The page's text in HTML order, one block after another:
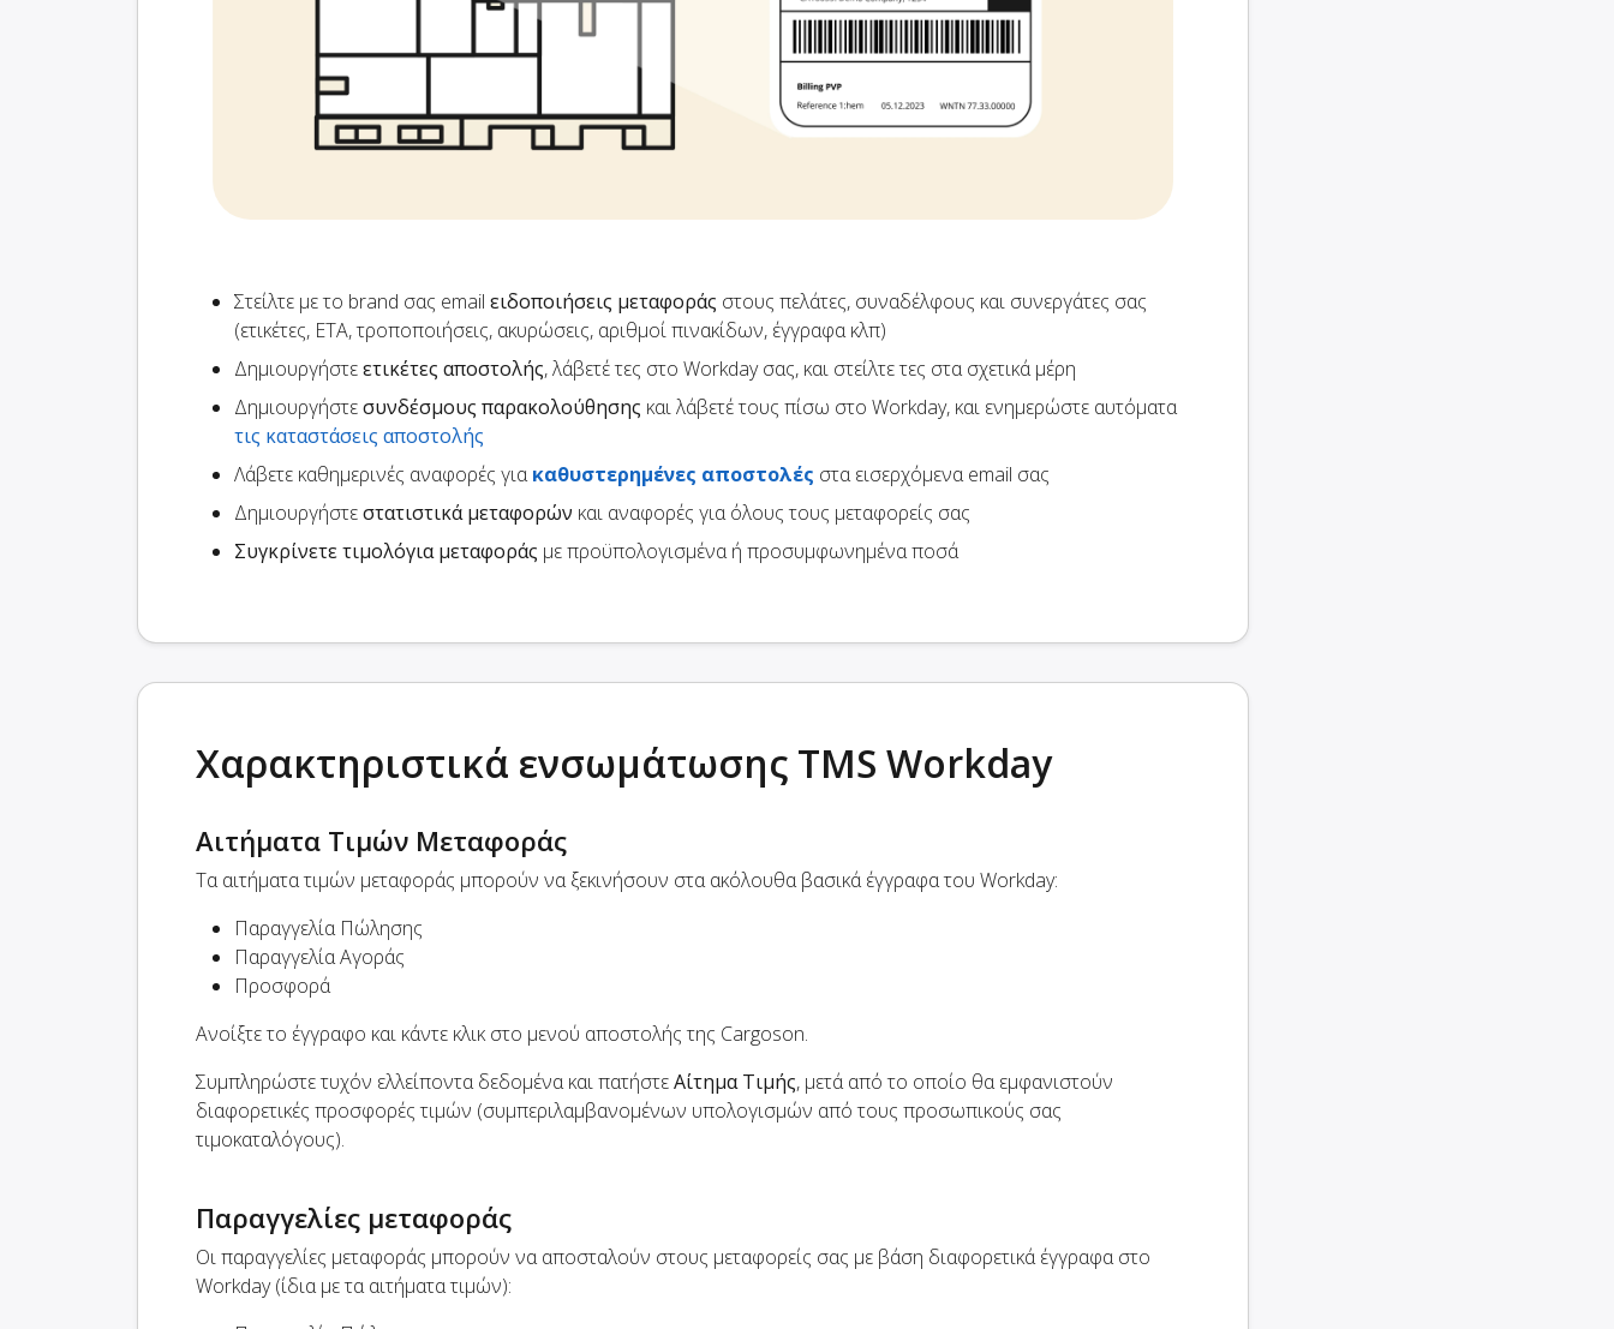
Στείλτε με το brand σας email ειδοποιήσεις μεταφοράς στους πελάτες, συναδέλφους και συνεργάτες σας
(ετικέτες, ETA, τροποποιήσεις, ακυρώσεις, αριθμοί πινακίδων, έγγραφα κλπ)
Δημιουργήστεετικέτες αποστολής, λάβετέ τες στο Workday σας, και στείλτε τες στα σχετικά μέρη
Δημιουργήστεσυνδέσμους παρακολούθησης και λάβετέ τους πίσω στο Workday, και ενημερώστε αυτόματα
τις καταστάσεις αποστολής
Λάβετε καθημερινές αναφορές γιακαθυστερημένες αποστολές στα εισερχόμενα email σας
Δημιουργήστεστατιστικά μεταφορών και αναφορές για όλους τους μεταφορείς σας
Συγκρίνετε τιμολόγια μεταφοράς με προϋπολογισμένα ή προσυμφωνημένα ποσά
Χαρακτηριστικά ενσωμάτωσης TMS Workday
Αιτήματα Τιμών Μεταφοράς
Τα αιτήματα τιμών μεταφοράς μπορούν να ξεκινήσουν στα ακόλουθα βασικά έγγραφα του Workday:
Παραγγελία Πώλησης
Παραγγελία Αγοράς
Προσφορά
Ανοίξτε το έγγραφο και κάντε κλικ στο μενού αποστολής της Cargoson.
Συμπληρώστε τυχόν ελλείποντα δεδομένα και πατήστεΑίτημα Τιμής, μετά από το οποίο θα εμφανιστούν
διαφορετικές προσφορές τιμών (συμπεριλαμβανομένων υπολογισμών από τους προσωπικούς σας
τιμοκαταλόγους).
Παραγγελίες μεταφοράς
Οι παραγγελίες μεταφοράς μπορούν να αποσταλούν στους μεταφορείς σας με βάση διαφορετικά έγγραφα στο
Workday (ίδια με τα αιτήματα τιμών):